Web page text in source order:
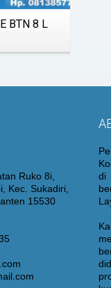
BTN 8 L
Ruko 8i,
Kec. Sukadiri,
15530
di